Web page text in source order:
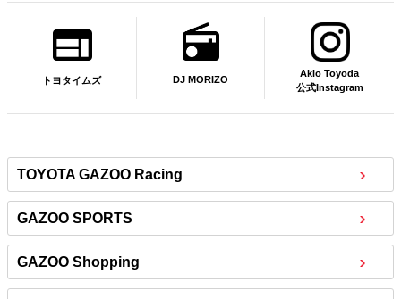
トヨタイムズ DJ MORIZO
Akio Toyoda
公式Instagram
TOYOTA GAZOO Racing
GAZOO SPORTS
GAZOO Shopping